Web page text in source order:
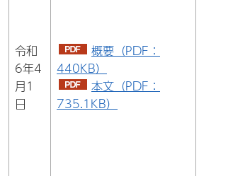
令和
6年4
月1
日
概要（PDF：
440KB）
本文（PDF：
735.1KB）